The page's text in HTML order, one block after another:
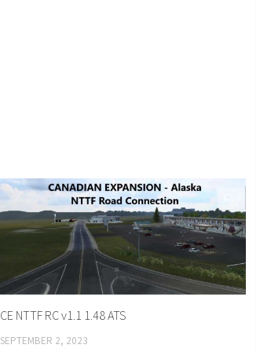
CE NTTF RC v1.1 1.48 ATS
SEPTEMBER 2, 2023